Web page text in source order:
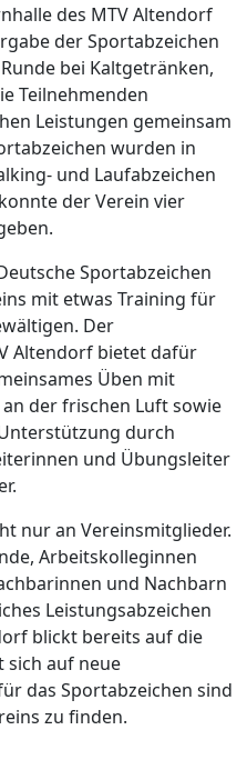
des MTV Altendorf
der Sportabzeichen
bei Kaltgetränken,
Teilnehmenden
Leistungen gemeinsam
wurden in
und Laufabzeichen
der Verein vier
Sportabzeichen
mit etwas Training für
Der
Altendorf bietet dafür
Üben mit
der frischen Luft sowie
durch
und Übungsleiter
nur an Vereinsmitglieder.
Arbeitskolleginnen
und Nachbarn
Leistungsabzeichen
blickt bereits auf die
sich auf neue
das Sportabzeichen sind
zu finden.